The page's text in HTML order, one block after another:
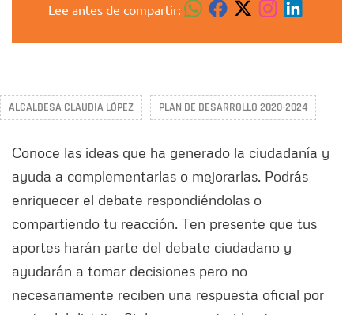
Lee antes de compartir:
ALCALDESA CLAUDIA LÓPEZ PLAN DE DESARROLLO 2020-2024
Conoce las ideas que ha generado la ciudadanía y
ayuda a complementarlas o mejorarlas. Podrás
enriquecer el debate respondiéndolas o
compartiendo tu reacción. Ten presente que tus
aportes harán parte del debate ciudadano y
ayudarán a tomar decisiones pero no
necesariamente reciben una respuesta oficial por